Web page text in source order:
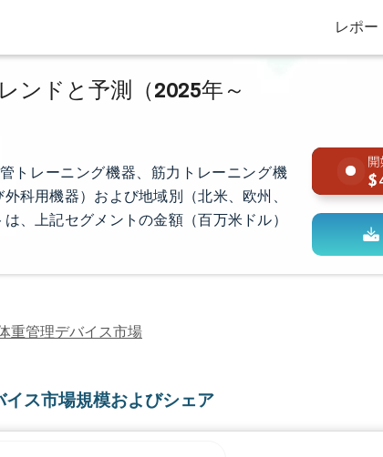
レポー
ンドと予測（2025年～
トレーニング機器、筋力トレーニング機
科用機器）および地域別（北米、欧州、
、上記セグメントの金額（百万米ドル）
重管理デバイス市場
ス市場規模およびシェア